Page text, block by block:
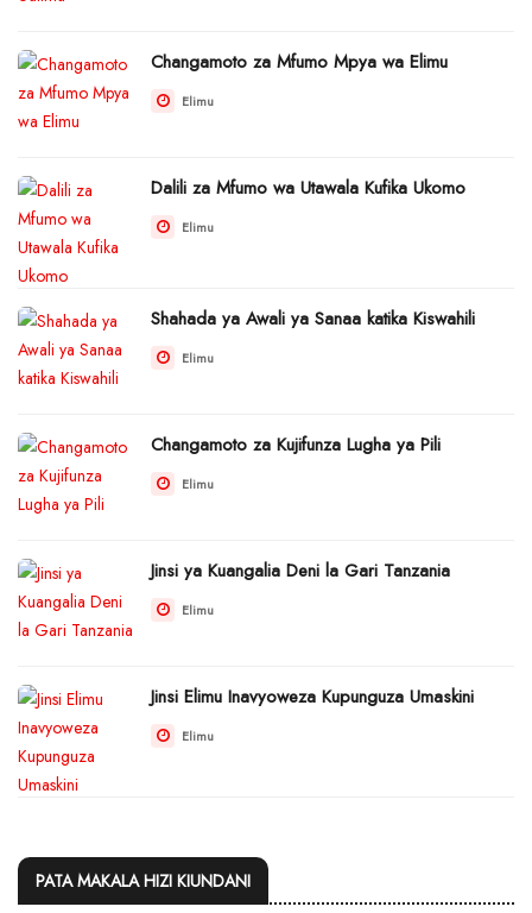
Changamoto za Mfumo Mpya wa Elimu
Elimu
Dalili za Mfumo wa Utawala Kufika Ukomo
Elimu
Shahada ya Awali ya Sanaa katika Kiswahili
Elimu
Changamoto za Kujifunza Lugha ya Pili
Elimu
Jinsi ya Kuangalia Deni la Gari Tanzania
Elimu
Jinsi Elimu Inavyoweza Kupunguza Umaskini
Elimu
PATA MAKALA HIZI KIUNDANI